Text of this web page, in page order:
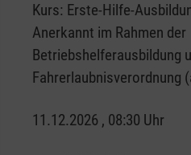
Kurs: Erste-Hilfe-
Anerkannt im Rahmen der
Betriebshelferausbildung
Fahrerlaubnisverordnung
11.12.2026 , 08:30 Uhr